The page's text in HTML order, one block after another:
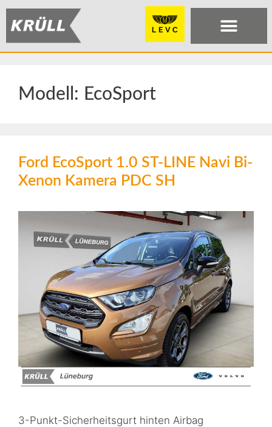
Modell: EcoSport
Ford EcoSport 1.0 ST-LINE Navi Bi-
Xenon Kamera PDC SH
3-Punkt-Sicherheitsgurt hinten Airbag